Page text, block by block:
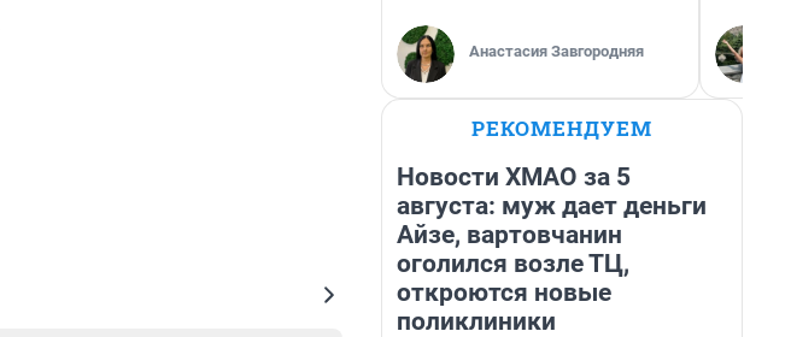
Анастасия Завгородняя
РЕКОМЕНДУЕМ
Новости ХМАО за 5
августа: муж дает деньги
Айзе, вартовчанин
оголился возле ТЦ,
откроются новые
поликлиники